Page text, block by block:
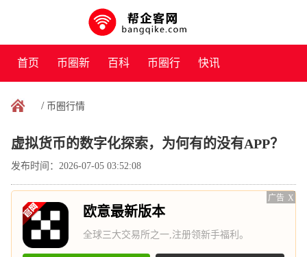
首页 币圈新
闻
百科 币圈行 快讯
/ 币圈行情
虚拟货币的数字化探索，为何有的没有APP？
发布时间：2026-07-05 03:52:08
广告 X
欧意最新版本
全球三大交易所之一,注册领新手福利。